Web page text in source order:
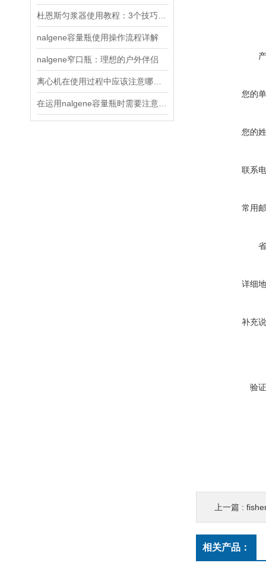
nalgene容量瓶使用操作流程详解
nalgene窄口瓶：理想的户外伴侣
您的
您的
联系
常用
详细
补充
验
上一篇 :
相关产品：